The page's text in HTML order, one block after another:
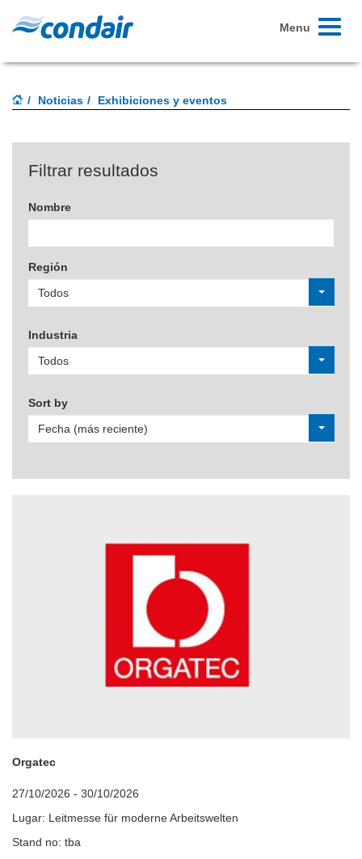
Toggle
Menu
Noticias Exhibiciones y eventos
Filtrar resultados
Nombre
Región
Todos
Industria
Todos
Sort by
Fecha (más reciente)
Orgatec
27/10/2026 - 30/10/2026
Lugar: Leitmesse für moderne Arbeitswelten
Stand no: tba